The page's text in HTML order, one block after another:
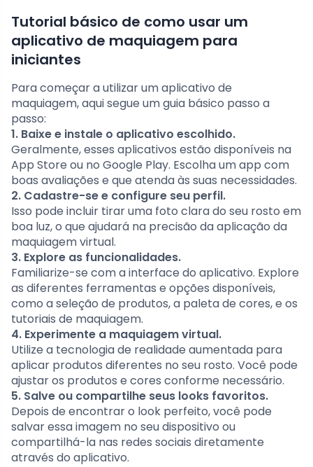
Tutorial básico de como usar um
aplicativo de maquiagem para
iniciantes
Para começar a utilizar um aplicativo de
maquiagem, aqui segue um guia básico passo a
passo:
1. Baixe e instale o aplicativo escolhido.
Geralmente, esses aplicativos estão disponíveis na
App Store ou no Google Play. Escolha um app com
boas avaliações e que atenda às suas necessidades.
2. Cadastre-se e configure seu perfil.
Isso pode incluir tirar uma foto clara do seu rosto em
boa luz, o que ajudará na precisão da aplicação da
maquiagem virtual.
3. Explore as funcionalidades.
Familiarize-se com a interface do aplicativo. Explore
as diferentes ferramentas e opções disponíveis,
como a seleção de produtos, a paleta de cores, e os
tutoriais de maquiagem.
4. Experimente a maquiagem virtual.
Utilize a tecnologia de realidade aumentada para
aplicar produtos diferentes no seu rosto. Você pode
ajustar os produtos e cores conforme necessário.
5. Salve ou compartilhe seus looks favoritos.
Depois de encontrar o look perfeito, você pode
salvar essa imagem no seu dispositivo ou
compartilhá-la nas redes sociais diretamente
através do aplicativo.